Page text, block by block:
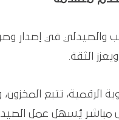
والصيدلي في إصدار
الثقة.
الرقمية، تتبع
مباشر يُسهل عمل